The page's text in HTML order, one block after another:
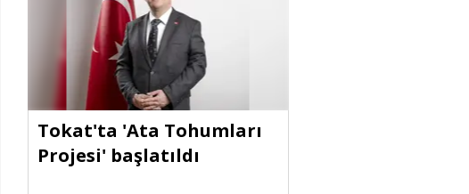
Tokat'ta 'Ata Tohumları
Projesi' başlatıldı